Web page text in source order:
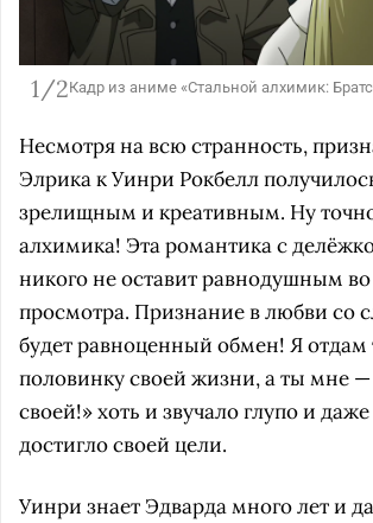
1/2Кадр из аниме «Стальной алхимик:
Несмотря на всю странность,
Элрика к Уинри Рокбелл
зрелищным и креативным. Ну
алхимика! Эта романтика с
никого не оставит равнодушным
просмотра. Признание в любви со
будет равноценный обмен! Я отдам
половинку своей жизни, а ты мне
своей!» хоть и звучало глупо и
достигло своей цели.
Уинри знает Эдварда много лет и